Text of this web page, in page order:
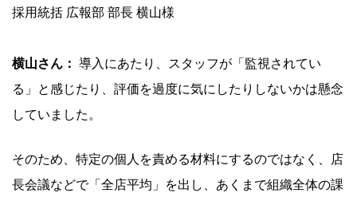
採用統括 広報部 部長 横山様
横山さん： 導入にあたり、スタッフが「監視されてい
る」と感じたり、評価を過度に気にしたりしないかは懸念
していました。
そのため、特定の個人を責める材料にするのではなく、店
長会議などで「全店平均」を出し、あくまで組織全体の課